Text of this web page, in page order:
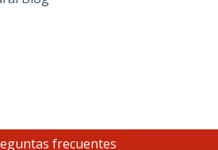
frecuentes